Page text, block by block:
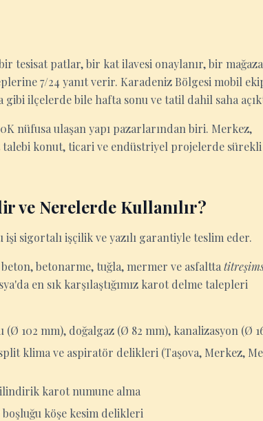
tesisat patlar, bir kat ilavesi onaylanır, bir mağaza
7/24 yanıt verir. Karadeniz Bölgesi mobil
gibi ilçelerde bile hafta sonu ve tatil dahil saha
nüfusa ulaşan yapı pazarlarından biri. Merkez,
konut, ticari ve endüstriyel projelerde
ve Nerelerde Kullanılır?
sigortalı işçilik ve yazılı garantiyle teslim eder.
betonarme, tuğla, mermer ve asfaltta
en sık karşılaştığımız karot delme talepleri
102 mm), doğalgaz (Ø 82 mm), kanalizasyon (Ø
klima ve aspiratör delikleri (Taşova, Merkez,
karot numune alma
köşe kesim delikleri